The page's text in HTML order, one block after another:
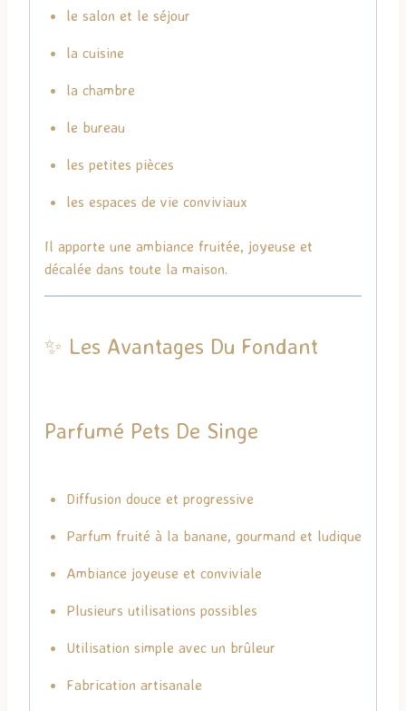
le salon et le séjour
la cuisine
la chambre
le bureau
les petites pièces
les espaces de vie conviviaux
Il apporte une ambiance fruitée, joyeuse et
décalée dans toute la maison.
✨ Les Avantages Du Fondant
Parfumé Pets De Singe
Diffusion douce et progressive
Parfum fruité à la banane, gourmand et ludique
Ambiance joyeuse et conviviale
Plusieurs utilisations possibles
Utilisation simple avec un brûleur
Fabrication artisanale